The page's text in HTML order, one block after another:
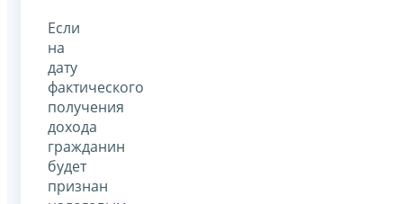
Если
на
дату
фактического
получения
дохода
гражданин
будет
признан